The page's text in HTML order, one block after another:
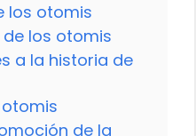
los otomis
los otomis
a la historia de
de la